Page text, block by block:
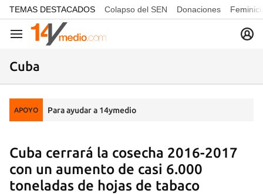
common.go-to-content
TEMAS DESTACADOS Colapso del SEN Donaciones
Navegación
Cuba
APOYO Para ayudar a 14ymedio
Cuba cerrará la cosecha 2016-2017
con un aumento de casi 6.000
toneladas de hojas de tabaco